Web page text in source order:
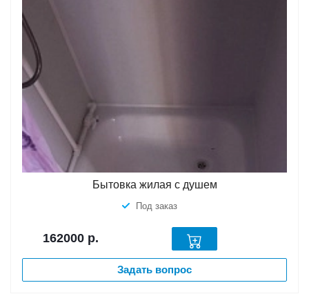
Бытовка жилая с душем
Под заказ
162000 р.
Задать вопрос